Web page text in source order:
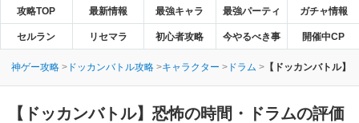
攻略TOP 最新情報 最強キャラ 最強パーティ ガチャ情報
セルラン リセマラ 初心者攻略 今やるべき事 開催中CP
神ゲー攻略 ドッカンバトル攻略 キャラクター ドラム 【ドッカンバトル】
【ドッカンバトル】 恐怖の時間・ドラムの評価